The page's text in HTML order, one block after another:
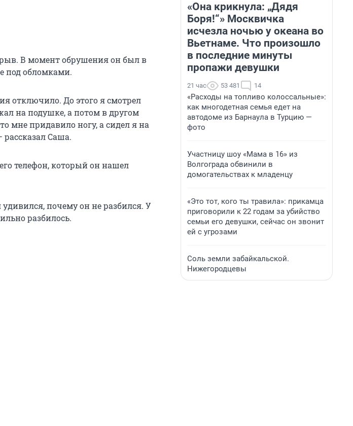
В момент обрушения он был в
под обломками.
отключило. До этого я смотрел
на подушке, а потом в другом
мне придавило ногу, а сидел я на
Саша.
телефон, который он нашел
почему он не разбился. У
разбилось.
«Она крикнула: „Дядя
Боря!“» Москвичка
исчезла ночью у океана во
Вьетнаме. Что произошло
в последние минуты
пропажи девушки
21 час 53 481 14
«Расходы на топливо колоссальные»:
как многодетная семья едет на
автодоме из Барнаула в Турцию —
фото
Участницу шоу «Мама в 16» из
Волгограда обвинили в
домогательствах к младенцу
«Это тот, кого ты травила»: прикамца
приговорили к 22 годам за убийство
семьи его девушки, сейчас он звонит
ей с угрозами
Соль земли забайкальской.
Нижегородцевы